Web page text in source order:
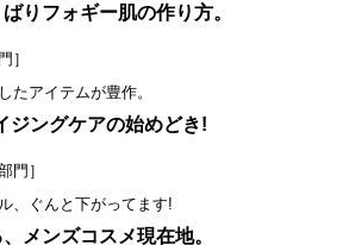
りフォギー肌の作り方。
］
たアイテムが豊作。
ジングケアの始めどき!
門］
、ぐんと下がってます!
メンズコスメ現在地。